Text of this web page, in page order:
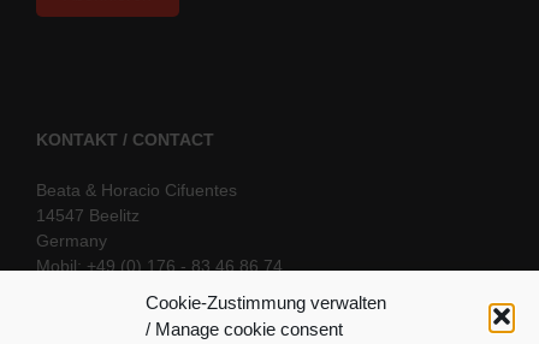
Cookie-Zustimmung verwalten
/ Manage cookie consent
KONTAKT / CONTACT
Beata & Horacio Cifuentes
14547 Beelitz
Germany
Mobil: +49 (0) 176 - 83 46 86 74